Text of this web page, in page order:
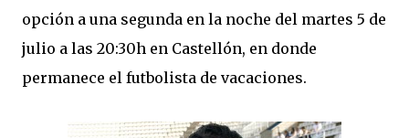
opción a una segunda en la noche del martes 5 de
julio a las 20:30h en Castellón, en donde
permanece el futbolista de vacaciones.